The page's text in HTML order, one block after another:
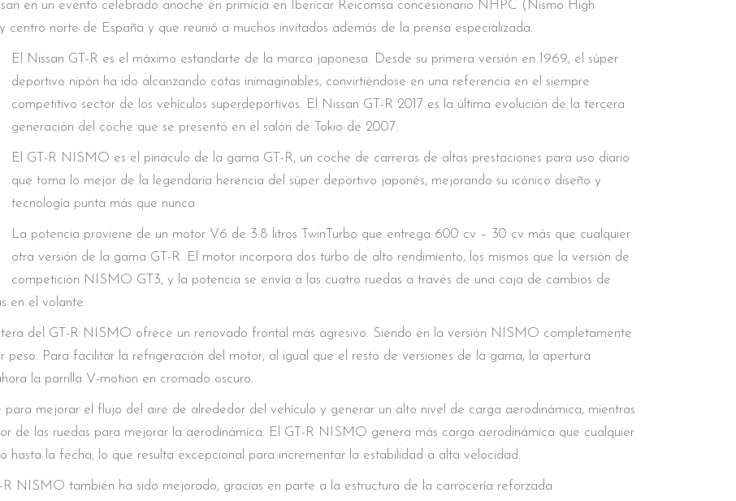
en un evento celebrado anoche en primicia en Ibericar Reicomsa concesionario NHPC (Nismo High
norte de España y que reunió a muchos invitados además de la prensa especializada.
El Nissan GT-R es el máximo estandarte de la marca japonesa. Desde su primera versión en 1969, el súper
deportivo nipón ha ido alcanzando cotas inimaginables, convirtiéndose en una referencia en el siempre
competitivo sector de los vehículos superdeportivos. El Nissan GT-R 2017 es la última evolución de la tercera
generación del coche que se presentó en el salón de Tokio de 2007.
El GT-R NISMO es el pináculo de la gama GT-R, un coche de carreras de altas prestaciones para uso diario
que toma lo mejor de la legendaria herencia del súper deportivo japonés, mejorando su icónico diseño y
tecnología punta más que nunca.
La potencia proviene de un motor V6 de 3.8 litros TwinTurbo que entrega 600 cv – 30 cv más que cualquier
otra versión de la gama GT-R. El motor incorpora dos turbo de alto rendimiento, los mismos que la versión de
competición NISMO GT3, y la potencia se envía a las cuatro ruedas a través de una caja de cambios de
en el volante.
del GT-R NISMO ofrece un renovado frontal más agresivo. Siendo en la versión NISMO completamente
Para facilitar la refrigeración del motor, al igual que el resto de versiones de la gama, la apertura
la parrilla V-motion en cromado oscuro.
para mejorar el flujo del aire de alrededor del vehículo y generar un alto nivel de carga aerodinámica, mientras
de las ruedas para mejorar la aerodinámica. El GT-R NISMO genera más carga aerodinámica que cualquier
hasta la fecha, lo que resulta excepcional para incrementar la estabilidad a alta velocidad.
R NISMO también ha sido mejorado, gracias en parte a la estructura de la carrocería reforzada